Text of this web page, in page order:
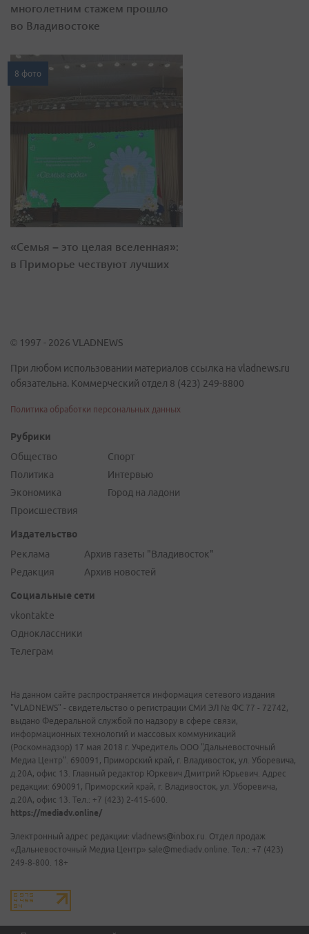
многолетним стажем прошло
во Владивостоке
8 фото
«Семья – это целая вселенная»:
в Приморье чествуют лучших
© 1997 - 2026 VLADNEWS
При любом использовании материалов ссылка на vladnews.ru
обязательна. Коммерческий отдел 8 (423) 249-8800
Политика обработки персональных данных
Рубрики
Общество
Политика
Экономика
Происшествия
Спорт
Интервью
Город на ладони
Издательство
Реклама
Редакция
Архив газеты "Владивосток"
Архив новостей
Социальные сети
vkontakte
Одноклассники
Телеграм
На данном сайте распространяется информация сетевого издания
"VLADNEWS" - свидетельство о регистрации СМИ ЭЛ № ФС 77 - 72742,
выдано Федеральной службой по надзору в сфере связи,
информационных технологий и массовых коммуникаций
(Роскомнадзор) 17 мая 2018 г. Учредитель ООО "Дальневосточный
Медиа Центр". 690091, Приморский край, г. Владивосток, ул. Уборевича,
д.20А, офис 13. Главный редактор Юркевич Дмитрий Юрьевич. Адрес
редакции: 690091, Приморский край, г. Владивосток, ул. Уборевича,
д.20А, офис 13. Тел.: +7 (423) 2-415-600.
https://mediadv.online/
Электронный адрес редакции: vladnews@inbox.ru. Отдел продаж
«Дальневосточный Медиа Центр» sale@mediadv.online. Тел.: +7 (423)
249-8-800. 18+